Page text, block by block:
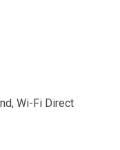
Wi-Fi Direct